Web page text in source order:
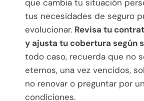
que cambia tu situación
tus necesidades de seguro
evolucionar. Revisa tu
y ajusta tu cobertura según
todo caso, recuerda que no
eternos, una vez vencidos,
no renovar o preguntar por
condiciones.